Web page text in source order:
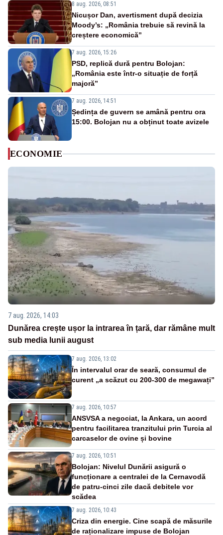
8 aug. 2026, 08:51
Nicușor Dan, avertisment după decizia
Moody’s: „România trebuie să revină la
creștere economică”
7 aug. 2026, 15:26
PSD, replică dură pentru Bolojan:
„România este într-o situație de forță
majoră”
7 aug. 2026, 14:51
Ședința de guvern se amână pentru ora
15:00. Bolojan nu a obținut toate avizele
ECONOMIE
7 aug. 2026, 14:03
Dunărea crește ușor la intrarea în țară, dar rămâne mult
sub media lunii august
7 aug. 2026, 13:02
În intervalul orar de seară, consumul de
curent „a scăzut cu 200-300 de megawați”
7 aug. 2026, 10:57
ANSVSA a negociat, la Ankara, un acord
pentru facilitarea tranzitului prin Turcia al
carcaselor de ovine și bovine
7 aug. 2026, 10:51
Bolojan: Nivelul Dunării asigură o
funcționare a centralei de la Cernavodă
de patru-cinci zile dacă debitele vor
scădea
7 aug. 2026, 10:43
Criza din energie. Cine scapă de măsurile
de raționalizare impuse de Bolojan